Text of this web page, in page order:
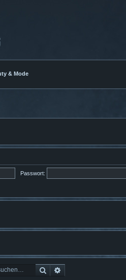
& Mode
Passwort:
Suche